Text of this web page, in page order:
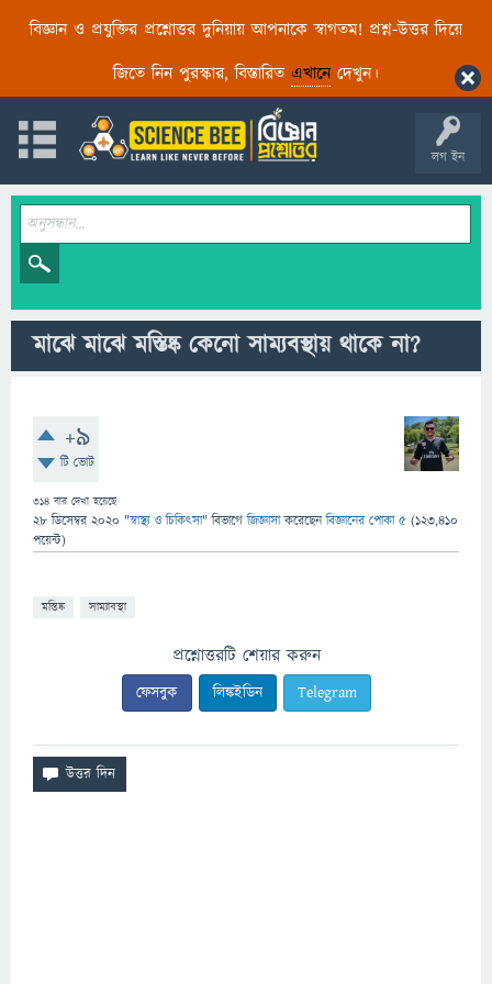
বিজ্ঞান ও প্রযুক্তির প্রশ্নোত্তর দুনিয়ায় আপনাকে স্বাগতম! প্রশ্ন-উত্তর দিয়ে
জিতে নিন পুরস্কার, বিস্তারিত এখানেদেখুন।
লগ ইন
মাঝে মাঝে মস্তিষ্ক কেনো সাম্যবস্থায় থাকে না?
+9
টি ভোট
314 বার দেখা হয়েছে
28 ডিসেম্বর 2020 "স্বাস্থ্য ও চিকিৎসা" বিভাগে জিজ্ঞাসাকরেছেনবিজ্ঞানের পোকা ৫ (123,410
পয়েন্ট)
মস্তিষ্ক সাম্যাবস্থা
প্রশ্নোত্তরটি শেয়ার করুন
ফেসবুক লিঙ্কইডিন Telegram